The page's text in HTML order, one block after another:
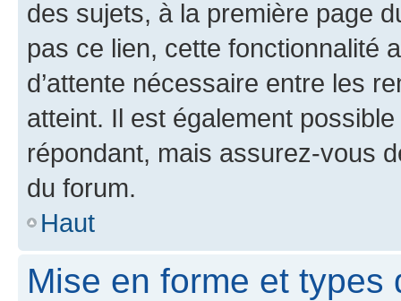
des sujets, à la première page
pas ce lien, cette fonctionnalité
d’attente nécessaire entre les
atteint. Il est également
répondant, mais assurez-vous
du forum.
Haut
Mise en forme et types